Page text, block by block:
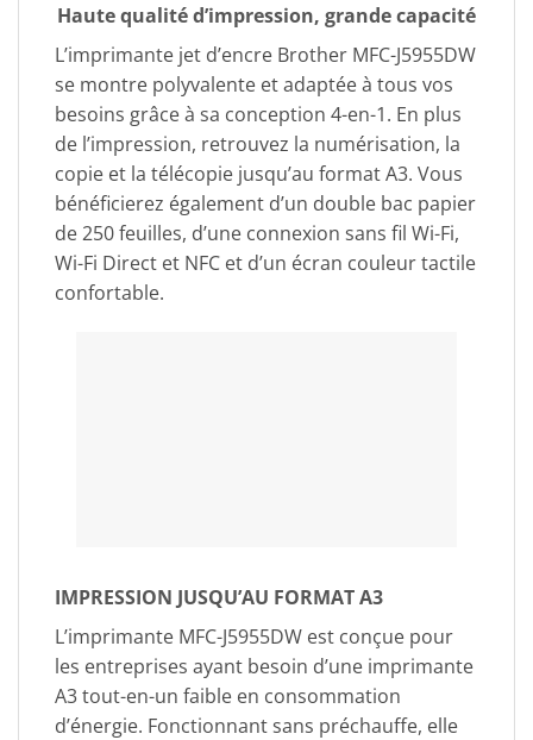
Haute qualité d’impression, grande capacité
L’imprimante jet d’encre Brother MFC-J5955DW
se montre polyvalente et adaptée à tous vos
besoins grâce à sa conception 4-en-1. En plus
de l’impression, retrouvez la numérisation, la
copie et la télécopie jusqu’au format A3. Vous
bénéficierez également d’un double bac papier
de 250 feuilles, d’une connexion sans fil Wi-Fi,
Wi-Fi Direct et NFC et d’un écran couleur tactile
confortable.
IMPRESSION JUSQU’AU FORMAT A3
L’imprimante MFC-J5955DW est conçue pour
les entreprises ayant besoin d’une imprimante
A3 tout-en-un faible en consommation
d’énergie. Fonctionnant sans préchauffe, elle